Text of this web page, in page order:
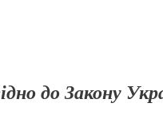
до Закону